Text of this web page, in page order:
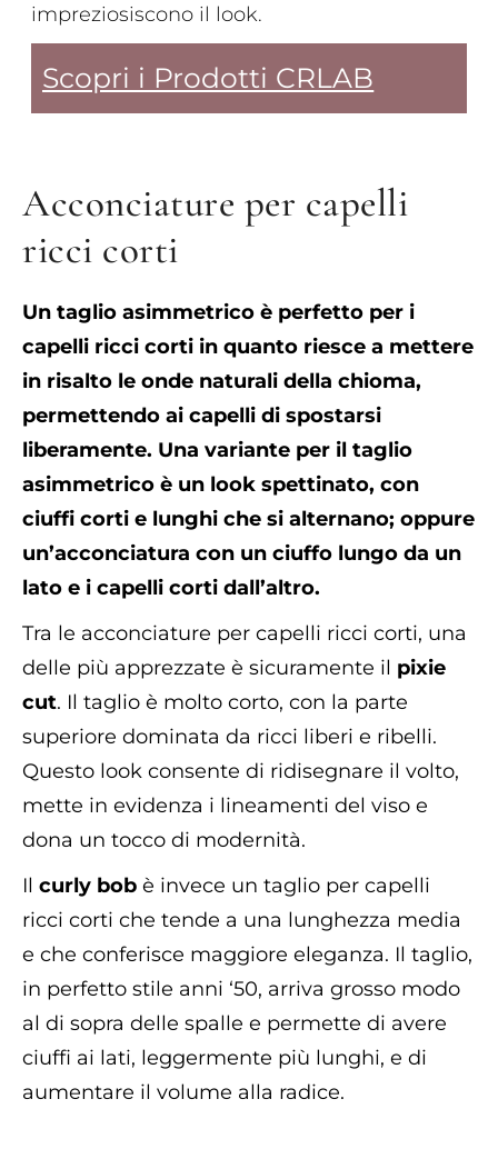
impreziosiscono il look.
Scopri i Prodotti CRLAB
Acconciature per capelli
ricci corti
Un taglio asimmetrico è perfetto per i
capelli ricci corti in quanto riesce a mettere
in risalto le onde naturali della chioma,
permettendo ai capelli di spostarsi
liberamente. Una variante per il taglio
asimmetrico è un look spettinato, con
ciuffi corti e lunghi che si alternano; oppure
un’acconciatura con un ciuffo lungo da un
lato e i capelli corti dall’altro.
Tra le acconciature per capelli ricci corti, una
delle più apprezzate è sicuramente il pixie
cut. Il taglio è molto corto, con la parte
superiore dominata da ricci liberi e ribelli.
Questo look consente di ridisegnare il volto,
mette in evidenza i lineamenti del viso e
dona un tocco di modernità.
Il curly bob è invece un taglio per capelli
ricci corti che tende a una lunghezza media
e che conferisce maggiore eleganza. Il taglio,
in perfetto stile anni ‘50, arriva grosso modo
al di sopra delle spalle e permette di avere
ciuffi ai lati, leggermente più lunghi, e di
aumentare il volume alla radice.